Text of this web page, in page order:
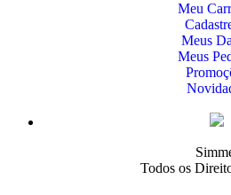
Meu
Meus
Meus
Todos os